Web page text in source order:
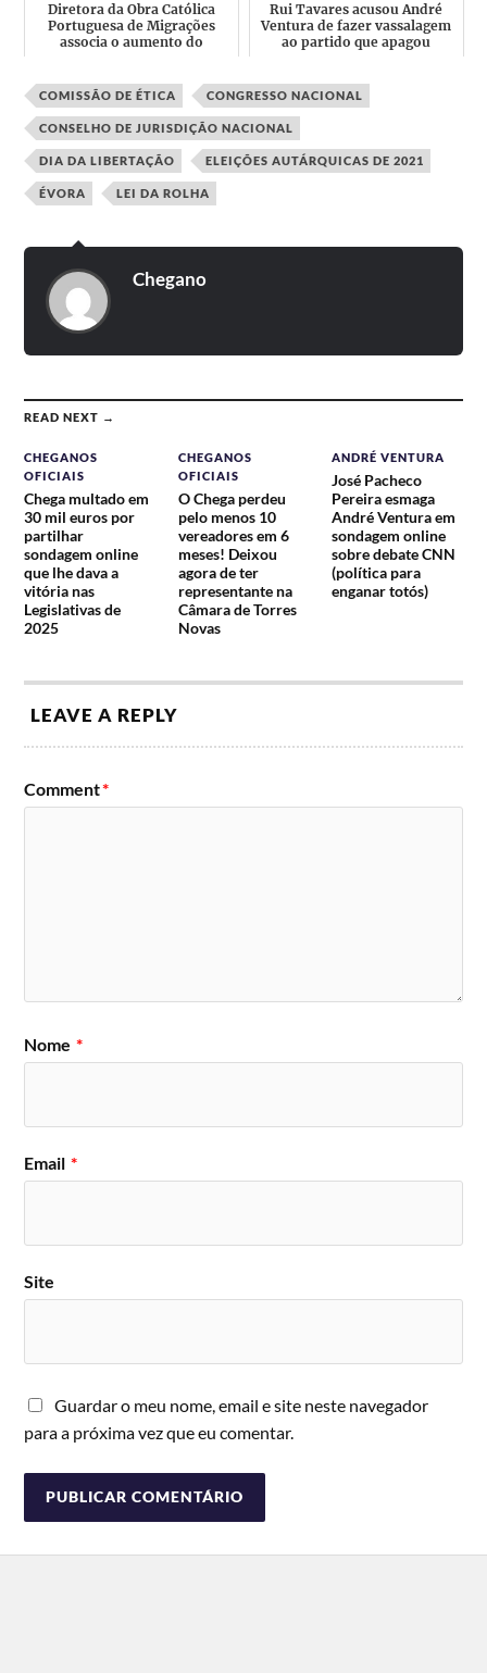
Diretora da Obra Católica
Portuguesa de Migrações
associa o aumento do
Rui Tavares acusou André
Ventura de fazer vassalagem
ao partido que apagou
COMISSÃO DE ÉTICA CONGRESSO NACIONAL
CONSELHO DE JURISDIÇÃO NACIONAL
DIA DA LIBERTAÇÃO ELEIÇÕES AUTÁRQUICAS DE 2021
ÉVORA LEI DA ROLHA
Chegano
READ NEXT →
CHEGANOS
OFICIAIS
Chega multado em
30 mil euros por
partilhar
sondagem online
que lhe dava a
vitória nas
Legislativas de
2025
CHEGANOS
OFICIAIS
O Chega perdeu
pelo menos 10
vereadores em 6
meses! Deixou
agora de ter
representante na
Câmara de Torres
Novas
ANDRÉ VENTURA
José Pacheco
Pereira esmaga
André Ventura em
sondagem online
sobre debate CNN
(política para
enganar totós)
LEAVE A REPLY
Comment*
Nome *
Email *
Site
Guardar o meu nome, email e site neste navegador
para a próxima vez que eu comentar.